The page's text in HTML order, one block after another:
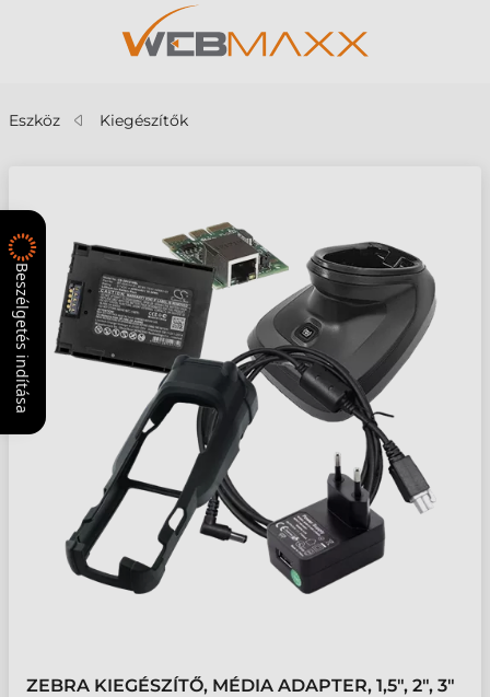
Eszköz Kiegészítők
ZEBRA KIEGÉSZÍTŐ, MÉDIA ADAPTER, 1,5", 2", 3"
Beszélgetés indítása